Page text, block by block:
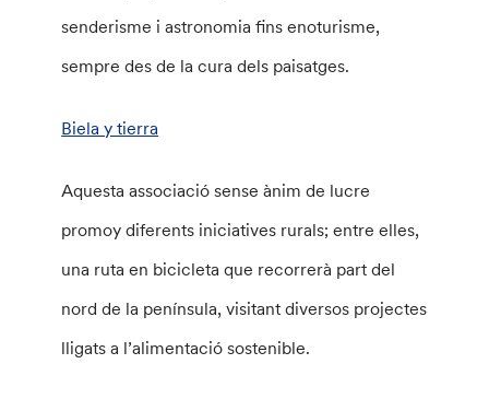
senderisme i astronomia fins enoturisme,
sempre des de la cura dels paisatges.
Biela y tierra
Aquesta associació sense ànim de lucre
promoy diferents iniciatives rurals; entre elles,
una ruta en bicicleta que recorrerà part del
nord de la península, visitant diversos projectes
lligats a l’alimentació sostenible.